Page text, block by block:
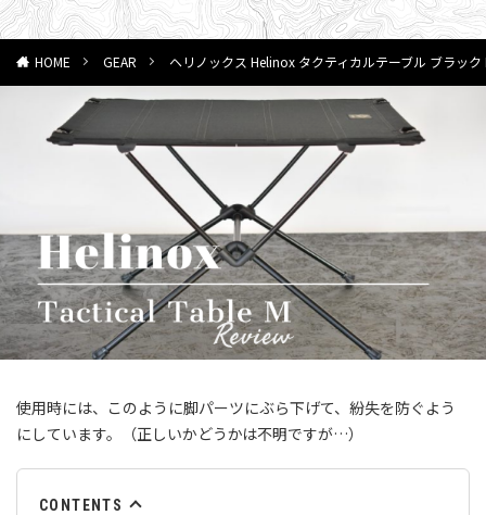
HOME GEAR ヘリノックス Helinox タクティカルテーブル ブラッ
使用時には、このように脚パーツにぶら下げて、紛失を防ぐよう
にしています。（正しいかどうかは不明ですが…）
CONTENTS